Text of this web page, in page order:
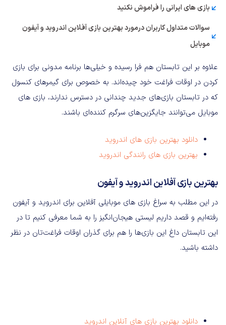
بازی‌ های ایرانی را فراموش نکنید
سوالات متداول کاربران درمورد بهترین بازی آفلاین اندروید و آیفون
موبایل
علاوه بر این تابستان هم فرا رسیده و خیلی‌ها برنامه مدونی برای بازی
کردن در اوقات فراغت خود چیده‌اند. به خصوص برای گیمرهای کنسول
که در تابستان بازی‌های جدید چندانی در دسترس ندارند، بازی‌ های
موبایل می‌توانند جایگزین‌های سرگرم کننده‌ای باشند.
دانلود بهترین بازی های اندروید
بهترین بازی های رانندگی اندروید
بهترین بازی آفلاین اندروید و آیفون
در این مطلب به سراغ بازی‌ های موبایلی آفلاین برای اندروید و آیفون
رفته‌ایم و قصد داریم لیستی هیجان‌انگیز را به شما معرفی کنیم تا در
این تابستان داغ این بازی‌ها را هم برای گذران اوقات فراغت‌تان در نظر
داشته باشید.
دانلود بهترین بازی های آنلاین اندروید